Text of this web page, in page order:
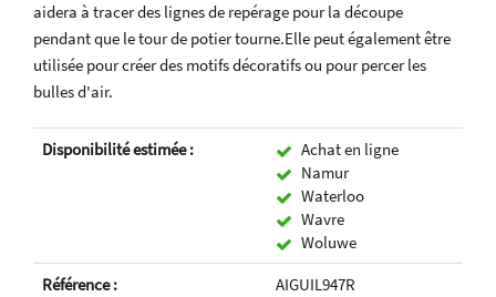
aidera à tracer des lignes de repérage pour la découpe
pendant que le tour de potier tourne.Elle peut également être
utilisée pour créer des motifs décoratifs ou pour percer les
bulles d'air.
Disponibilité estimée :
Achat en ligne
Namur
Waterloo
Wavre
Woluwe
Référence :
AIGUIL947R